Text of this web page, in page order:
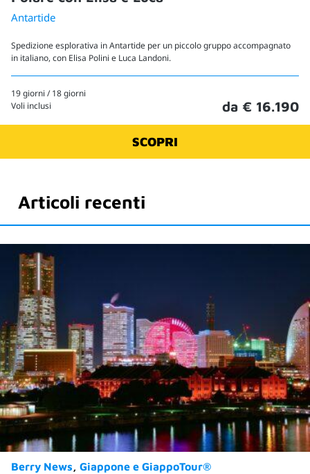
Antartide
Spedizione esplorativa in Antartide per un piccolo gruppo accompagnato
in italiano, con Elisa Polini e Luca Landoni.
19 giorni / 18 giorni
Voli inclusi
da € 16.190
SCOPRI
Articoli recenti
Berry News Giappone e GiappoTour®